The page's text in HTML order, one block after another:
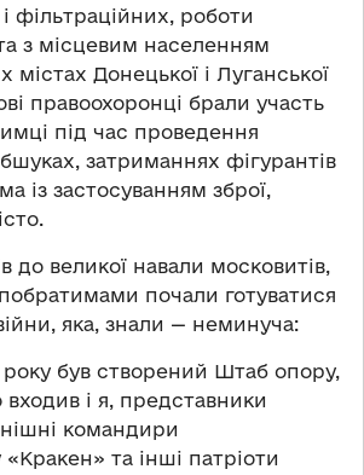
фільтраційних, роботи
з місцевим населенням
Донецької і Луганської
правоохоронці брали участь
під час проведення
затриманнях фігурантів
із застосуванням зброї,
до великої навали московитів,
почали готуватися
яка, знали — неминуча:
року був створений Штаб опору,
входив і я, представники
командири
та інші патріоти